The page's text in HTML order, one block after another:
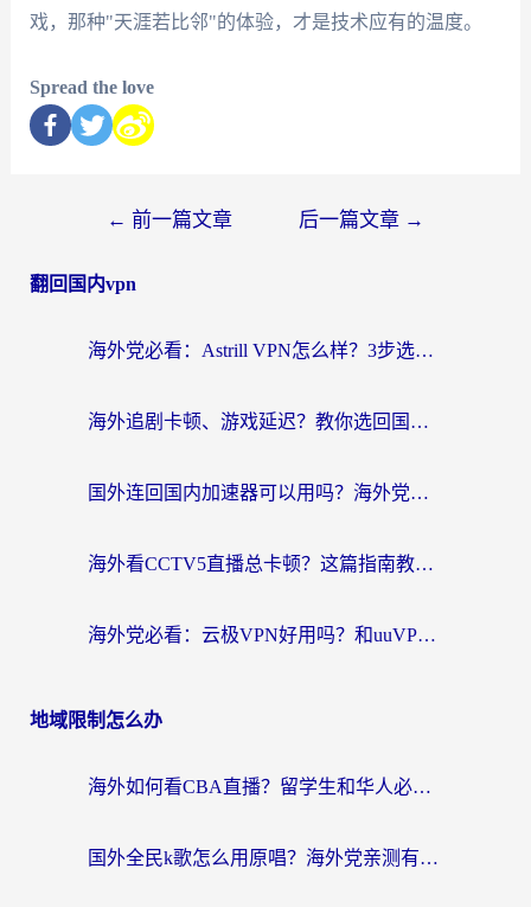
戏，那种"天涯若比邻"的体验，才是技术应有的温度。
Spread the love
← 前一篇文章 后一篇文章 →
翻回国内vpn
海外党必看：Astrill VPN怎么样？3步选对回国加速器实现无缝刷剧玩游戏
海外追剧卡顿、游戏延迟？教你选回国加速器，附免费加速器试用一小时福利
国外连回国内加速器可以用吗？海外党亲测实用指南，解决追剧游戏卡顿难题
海外看CCTV5直播总卡顿？这篇指南教你选对回国加速器，无缝刷国内资源
海外党必看：云极VPN好用吗？和uuVPN对比哪个回国效果更好？附真实体验+避坑指南
地域限制怎么办
海外如何看CBA直播？留学生和华人必看的无卡顿观赛指南
国外全民k歌怎么用原唱？海外党亲测有效的回国加速解决方案